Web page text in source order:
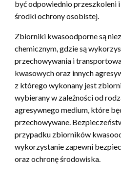
być odpowiednio przeszkoleni
środki ochrony osobistej.
Zbiorniki kwasoodporne są
chemicznym, gdzie są
przechowywania i
kwasowych oraz innych
z którego wykonany jest
wybierany w zależności od
agresywnego medium, które
przechowywane.
przypadku zbiorników
wykorzystanie zapewni
oraz ochronę środowiska.